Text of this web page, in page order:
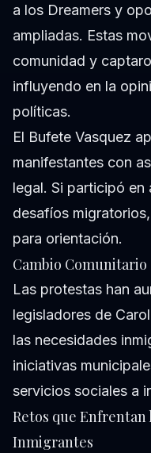
a los Dreamers y
ampliadas. Estas
comunidad y
influyendo en la
políticas.
El Bufete Vasquez
manifestantes con
legal. Si participó
desafíos
para orientación.
Cambio Comunitario
Las protestas han
legisladores de
las necesidades
iniciativas
servicios sociales a
Retos que
Inmigrantes